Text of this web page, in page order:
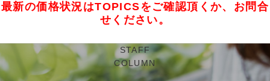
最新の価格状況はTOPICSをご確認頂くか、お問合
せください。
STAFF
COLUMN